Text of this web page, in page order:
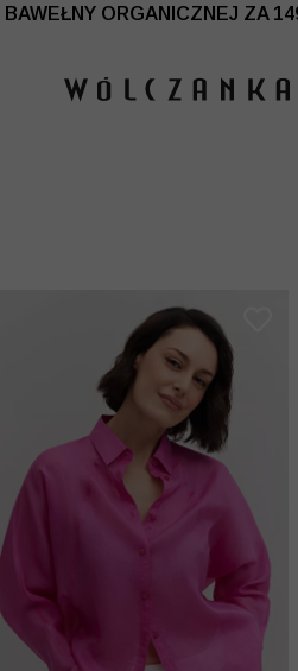
ORGANICZNEJ ZA
| DODATKOWE -30% NA DRUGI